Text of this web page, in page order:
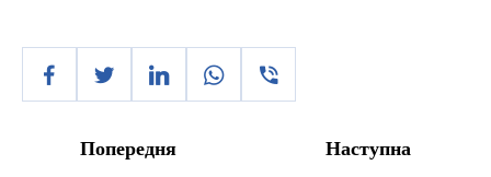
Попередня Наступна